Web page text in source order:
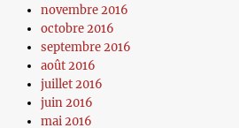
novembre 2016
octobre 2016
septembre 2016
août 2016
juillet 2016
juin 2016
mai 2016